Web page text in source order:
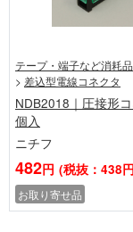
テープ・端子など消耗品
> 差込型電線コネクタ
NDB2018｜圧接形
個入
ニチフ
482円 (税抜：438
お取り寄せ品